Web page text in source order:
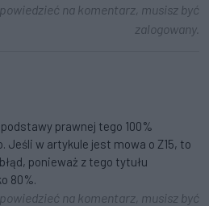
na komentarz, musisz być
zalogowany.
prawnej tego 100%
Jeśli w artykule jest mowa o Z15, to
ponieważ z tego tytułu
80%.
na komentarz, musisz być